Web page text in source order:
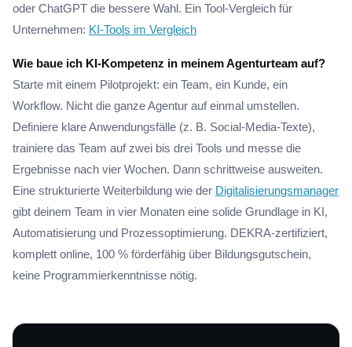
oder ChatGPT die bessere Wahl. Ein Tool-Vergleich für
Unternehmen: KI-Tools im Vergleich
Wie baue ich KI-Kompetenz in meinem Agenturteam auf?
Starte mit einem Pilotprojekt: ein Team, ein Kunde, ein
Workflow. Nicht die ganze Agentur auf einmal umstellen.
Definiere klare Anwendungsfälle (z. B. Social-Media-Texte),
trainiere das Team auf zwei bis drei Tools und messe die
Ergebnisse nach vier Wochen. Dann schrittweise ausweiten.
Eine strukturierte Weiterbildung wie der Digitalisierungsmanager
gibt deinem Team in vier Monaten eine solide Grundlage in KI,
Automatisierung und Prozessoptimierung. DEKRA-zertifiziert,
komplett online, 100 % förderfähig über Bildungsgutschein,
keine Programmierkenntnisse nötig.